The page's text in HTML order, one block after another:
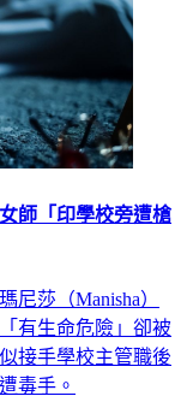
師「印學校旁遭槍
莎（Manisha）
有生命危險」卻被
接手學校主管職後
毒手。